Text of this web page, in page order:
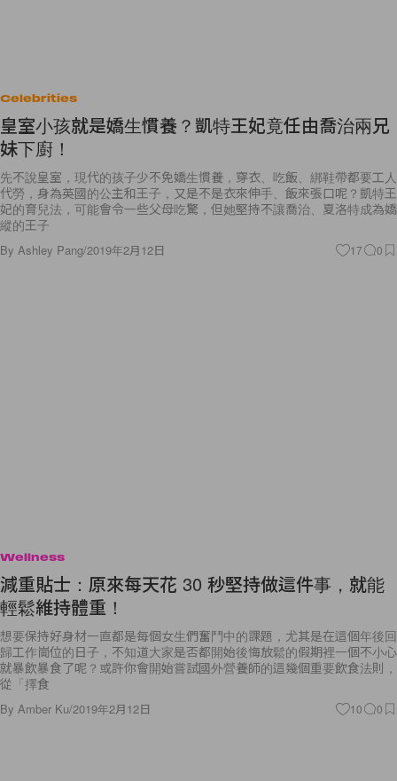
Celebrities
皇室小孩就是嬌生慣養？凱特王妃竟任由喬治兩兄
妹下廚！
先不說皇室，現代的孩子少不免嬌生慣養，穿衣、吃飯、綁鞋帶都要工人
代勞，身為英國的公主和王子，又是不是衣來伸手、飯來張口呢？凱特王
妃的育兒法，可能會令一些父母吃驚，但她堅持不讓喬治、夏洛特成為嬌
縱的王子
By Ashley Pang/2019年2月12日 17 0
Wellness
減重貼士：原來每天花 30 秒堅持做這件事，就能
輕鬆維持體重！
想要保持好身材一直都是每個女生們奮鬥中的課題，尤其是在這個年後回
歸工作崗位的日子，不知道大家是否都開始後悔放鬆的假期裡一個不小心
就暴飲暴食了呢？或許你會開始嘗試國外營養師的這幾個重要飲食法則，
從「擇食
By Amber Ku/2019年2月12日 10 0